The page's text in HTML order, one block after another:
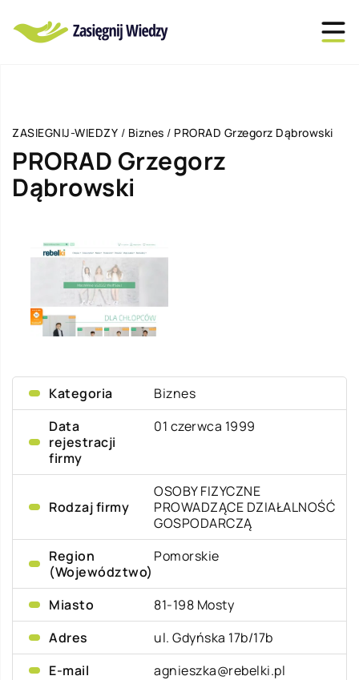
ZASIEGNIJ-WIEDZY / Biznes / PRORAD Grzegorz Dąbrowski
PRORAD Grzegorz
Dąbrowski
Kategoria
Biznes
Data
rejestracji
firmy
01 czerwca 1999
Rodzaj firmy
OSOBY FIZYCZNE
PROWADZĄCE DZIAŁALNOŚĆ
GOSPODARCZĄ
Region
(Województwo)
Pomorskie
Miasto
81-198 Mosty
Adres
ul. Gdyńska 17b/17b
E-mail
agnieszka@rebelki.pl